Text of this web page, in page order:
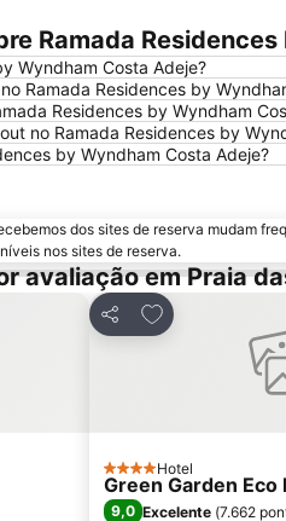
Ramada
Wyndham Costa Adeje?
Ramada Residences by
Residences by Wyndham
no Ramada Residences by
by Wyndham Costa Adeje?
dos sites de reserva mudam
nos sites de reserva.
avaliação em Praia
Partilhar
Adicionar aos
4 Estrelas
Hotel
Green Garden Eco
9,0 Excelente (7.662